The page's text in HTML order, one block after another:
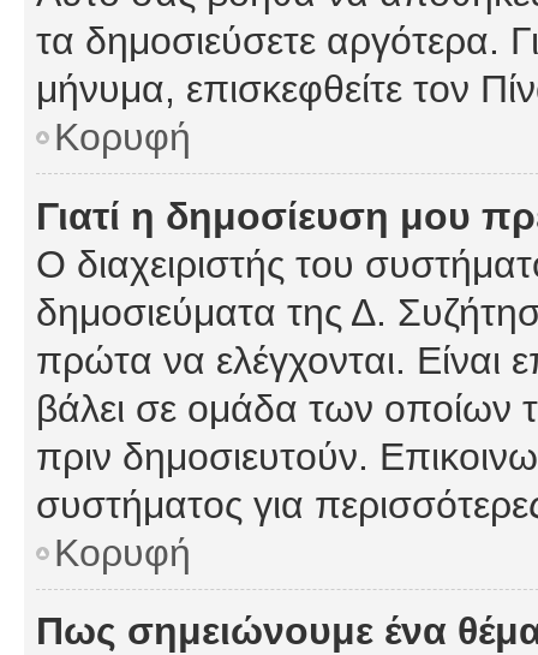
τα δημοσιεύσετε αργότερα.
μήνυμα, επισκεφθείτε τον
Κορυφή
Γιατί η δημοσίευση μου
Ο διαχειριστής του
δημοσιεύματα της Δ.
πρώτα να ελέγχονται. Είναι
βάλει σε ομάδα των οποίων
πριν δημοσιευτούν.
συστήματος για
Κορυφή
Πως σημειώνουμε ένα